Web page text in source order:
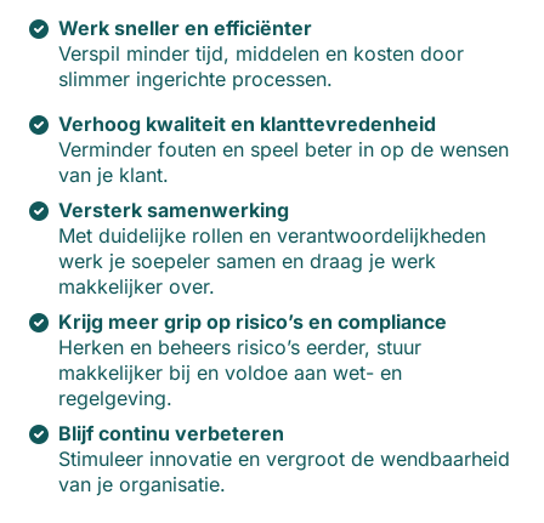
Werk sneller en efficiënter
Verspil minder tijd, middelen en kosten door
slimmer ingerichte processen.
Verhoog kwaliteit en klanttevredenheid
Verminder fouten en speel beter in op de wensen
van je klant.
Versterk samenwerking
Met duidelijke rollen en verantwoordelijkheden
werk je soepeler samen en draag je werk
makkelijker over.
Krijg meer grip op risico’s en compliance
Herken en beheers risico’s eerder, stuur
makkelijker bij en voldoe aan wet- en
regelgeving.
Blijf continu verbeteren
Stimuleer innovatie en vergroot de wendbaarheid
van je organisatie.